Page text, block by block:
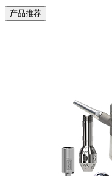
产品推荐